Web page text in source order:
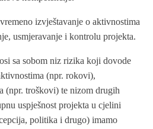
izvještavanje o aktivnostima
usmjeravanje i kontrolu projekta.
sa sobom niz rizika koji dovode
(npr. rokovi),
(npr. troškovi) te nizom drugih
uspješnost projekta u cjelini
politika i drugo) imamo